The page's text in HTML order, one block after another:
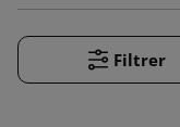
Filtrer